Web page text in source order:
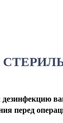
дезинфекцию
перед